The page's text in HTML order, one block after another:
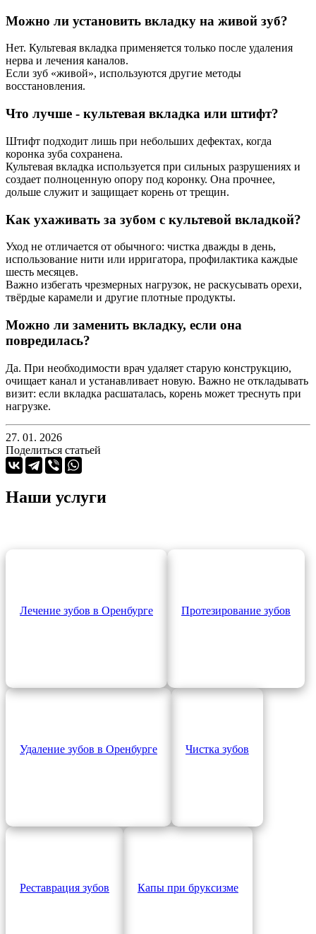
Можно ли установить вкладку на живой зуб?
Нет. Культевая вкладка применяется только после удаления
нерва и лечения каналов.
Если зуб «живой», используются другие методы
восстановления.
Что лучше - культевая вкладка или штифт?
Штифт подходит лишь при небольших дефектах, когда
коронка зуба сохранена.
Культевая вкладка используется при сильных разрушениях и
создает полноценную опору под коронку. Она прочнее,
дольше служит и защищает корень от трещин.
Как ухаживать за зубом с культевой вкладкой?
Уход не отличается от обычного: чистка дважды в день,
использование нити или ирригатора, профилактика каждые
шесть месяцев.
Важно избегать чрезмерных нагрузок, не раскусывать орехи,
твёрдые карамели и другие плотные продукты.
Можно ли заменить вкладку, если она
повредилась?
Да. При необходимости врач удаляет старую конструкцию,
очищает канал и устанавливает новую. Важно не откладывать
визит: если вкладка расшаталась, корень может треснуть при
нагрузке.
27. 01. 2026
Поделиться статьей
Наши услуги
Лечение зубов в Оренбурге Протезирование зубов
Удаление зубов в Оренбурге Чистка зубов
Реставрация зубов Капы при бруксизме